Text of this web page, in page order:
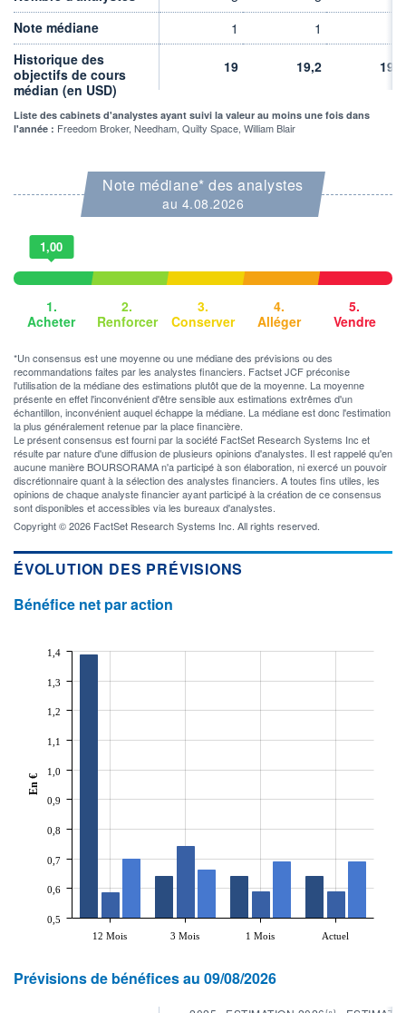
0 0,00%
VALORISATION
849 MUSD
CAPI.
885 MUSD
LIMITE À LA
8,6600 0,0000
18,73
DERNIER
ÉCHANGE
07.08.26 / 22:00:00
ÉLIGIBILITÉ
Non éligible
Boursobank
+ PORTEFEUILLE + LISTE
Note médiane
1 1
Historique des
objectifs de cours
médian (en USD)
19 19,2 19,2
Liste des cabinets d'analystes ayant suivi la valeur au moins une fois dans
l'année : Freedom Broker, Needham, Quilty Space, William Blair
Note médiane* des analystes
au 4.08.2026
1,00
1.
Acheter
2.
Renforcer
3.
Conserver
4.
Alléger
5.
Vendre
*Un consensus est une moyenne ou une médiane des prévisions ou des
recommandations faites par les analystes financiers. Factset JCF préconise
l'utilisation de la médiane des estimations plutôt que de la moyenne. La moyenne
présente en effet l'inconvénient d'être sensible aux estimations extrêmes d'un
échantillon, inconvénient auquel échappe la médiane. La médiane est donc l'estimation
la plus généralement retenue par la place financière.
Le présent consensus est fourni par la société FactSet Research Systems Inc et
résulte par nature d'une diffusion de plusieurs opinions d'analystes. Il est rappelé qu'en
aucune manière BOURSORAMA n'a participé à son élaboration, ni exercé un pouvoir
discrétionnaire quant à la sélection des analystes financiers. A toutes fins utiles, les
opinions de chaque analyste financier ayant participé à la création de ce consensus
sont disponibles et accessibles via les bureaux d'analystes.
Copyright © 2026 FactSet Research Systems Inc. All rights reserved.
ÉVOLUTION DES PRÉVISIONS
Bénéfice net par action
12 Mois 3 Mois 1 Mois Actuel
0,5
0,6
0,7
0,8
0,9
1,0
1,1
1,2
1,3
1,4
En €
Prévisions de bénéfices au 09/08/2026